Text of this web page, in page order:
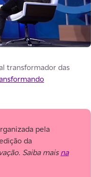
transformador das
pela
da
Saiba maisna